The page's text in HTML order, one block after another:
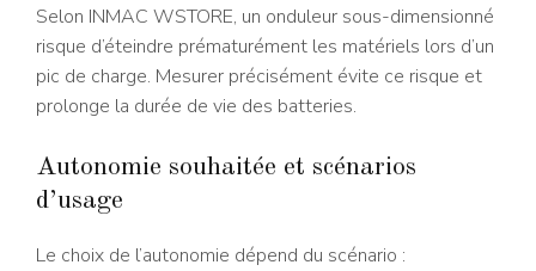
Selon INMAC WSTORE, un onduleur sous-dimensionné
risque d’éteindre prématurément les matériels lors d’un
pic de charge. Mesurer précisément évite ce risque et
prolonge la durée de vie des batteries.
Autonomie souhaitée et scénarios
d’usage
Le choix de l’autonomie dépend du scénario :